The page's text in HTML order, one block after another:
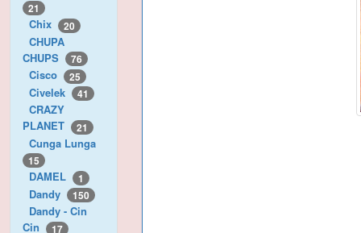
21
Chix 20
CHUPA
CHUPS
76
Cisco 25
Civelek 41
CRAZY
PLANET
21
Cunga Lunga
15
DAMEL 1
Dandy 150
Dandy - Cin
Cin
17